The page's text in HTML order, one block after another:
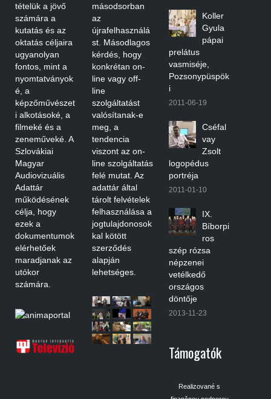
tételük a jövő
számára a
kutatás és az
oktatás céljaira
ugyanolyan
fontos, mint a
nyomtatványok
é, a
képzőművészet
i alkotásoké, a
filmeké és a
zeneműveké. A
Szlovákiai
Magyar
Audiovizuális
Adattár
működésének
célja, hogy
ezek a
dokumentumok
elérhetőek
maradjanak az
utókor
számára.
másodsorban
az
újrafelhasználá
st. Másodlagos
kérdés, hogy
konkrétan on-
line vagy off-
line
szolgáltatást
valósítanak-e
meg, a
tendencia
viszont az on-
line szolgáltatás
felé mutat. Az
adattár által
tárolt felvételek
felhasználása a
jogtulajdonosok
kal kötött
szerződés
alapján
lehetséges.
Koller
Gyula
pápai
prelátus
vasmiséje,
Pozsonypüspök
i
2011-06-19
Cséfal
vay
Zsolt
logopédus
portréja
2011-01-10
IX.
Bíborpi
ros
szép rózsa
népzenei
vetélkedő
országos
döntője
2013-11-23
Támogatók
Realizované s